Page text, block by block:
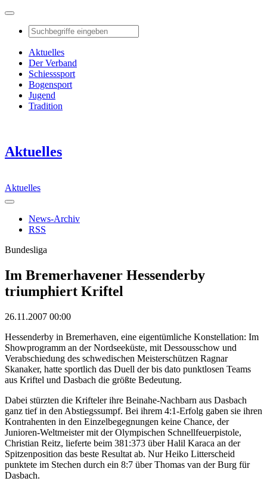
Aktuelles
Der Verband
Schiesssport
Bogensport
Jugend
Tradition
Aktuelles
Aktuelles
News-Archiv
RSS
Bundesliga
Im Bremerhavener Hessenderby
triumphiert Kriftel
26.11.2007 00:00
Hessenderby in Bremerhaven, eine eigentümliche Konstellation: Im
Showprogramm an der Nordseeküste, mit Dessousschow und
Verabschiedung des schwedischen Meisterschützen Ragnar
Skanaker, hatte sportlich das Duell der bis dato punktlosen Teams
aus Kriftel und Dasbach die größte Bedeutung.
Dabei stürzten die Krifteler ihre Beinahe-Nachbarn aus Dasbach
ganz tief in den Abstiegssumpf. Bei ihrem 4:1-Erfolg gaben sie ihren
Kontrahenten in den Einzelbegegnungen keine Chance, der
Junioren-Weltmeister mit der Olympischen Schnellfeuerpistole,
Christian Reitz, lieferte beim 381:373 über Halil Karaca an der
Spitzenposition das beste Resultat ab. Nur Heiko Litterscheid
punktete im Stechen durch ein 8:7 über Thomas van der Burg für
Dasbach.